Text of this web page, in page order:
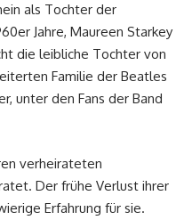
als Tochter der
Jahre, Maureen Starkey
die leibliche Tochter von
Familie der Beatles
unter den Fans der Band
verheirateten
Der frühe Verlust ihrer
Erfahrung für sie.